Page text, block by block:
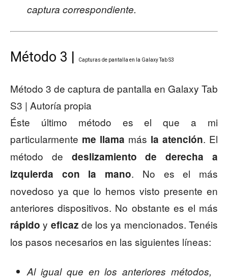
captura correspondiente.
Método 3 | Capturas de pantalla en la Galaxy Tab S3
Método 3 de captura de pantalla en Galaxy Tab
S3 | Autoría propia
Éste último método es el que a mi
particularmente me llama más la atención. El
método de deslizamiento de derecha a
izquierda con la mano. No es el más
novedoso ya que lo hemos visto presente en
anteriores dispositivos. No obstante es el más
rápido y eficaz de los ya mencionados. Tenéis
los pasos necesarios en las siguientes líneas:
Al igual que en los anteriores métodos,